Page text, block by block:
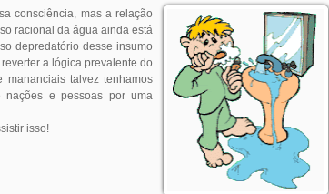
consciência, mas a relação
racional da água ainda está
depredatório desse insumo
a lógica prevalente do
mananciais talvez tenhamos
nações e pessoas por uma
isso!